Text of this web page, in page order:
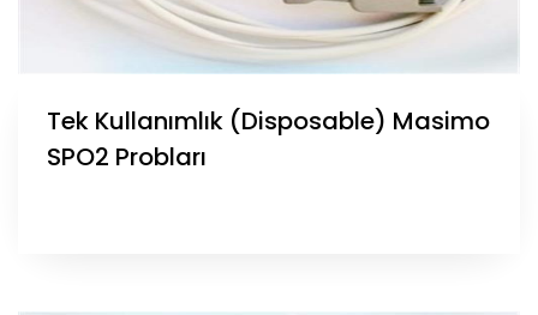
Tek Kullanımlık (Disposable) Masimo
SPO2 Probları